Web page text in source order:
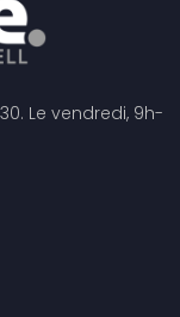
Le vendredi, 9h-